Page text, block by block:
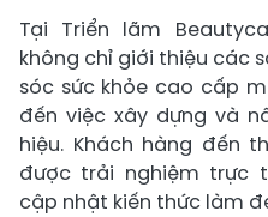
Tại Triển lãm
không chỉ giới thiệu các
sóc sức khỏe cao cấp
đến việc xây dựng và
hiệu. Khách hàng đến
được trải nghiệm trực
cập nhật kiến thức làm